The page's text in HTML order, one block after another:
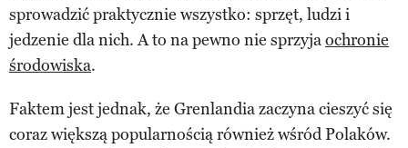
sprowadzić praktycznie wszystko: sprzęt, ludzi i
jedzenie dla nich. A to na pewno nie sprzyjaochronie
środowiska.
Faktem jest jednak, że Grenlandia zaczyna cieszyć się
coraz większą popularnością również wśród Polaków.